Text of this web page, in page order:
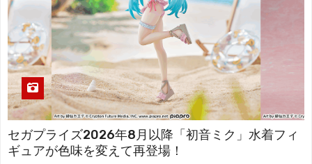
セガプライズ2026年8月以降「初音ミク」水着フィ
ギュアが色味を変えて再登場！